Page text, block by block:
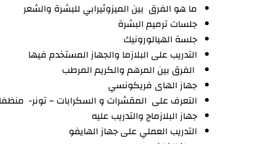
ما هو الفرق بين الميزوثيرابي للبشرة والشعر
جلسات ترميم البشرة
جلسة الهيالورونيك
التدريب على البلازما والجهاز المستخدم فيها
الفرق بين المرهم والكريم المرطب
جهاز الهاى فريكونسي
التعرف على المقشرات و السكرابات – تونر-
جهاز البلازماج والتدريب عليه
التدريب العملي على جهاز الهايفو